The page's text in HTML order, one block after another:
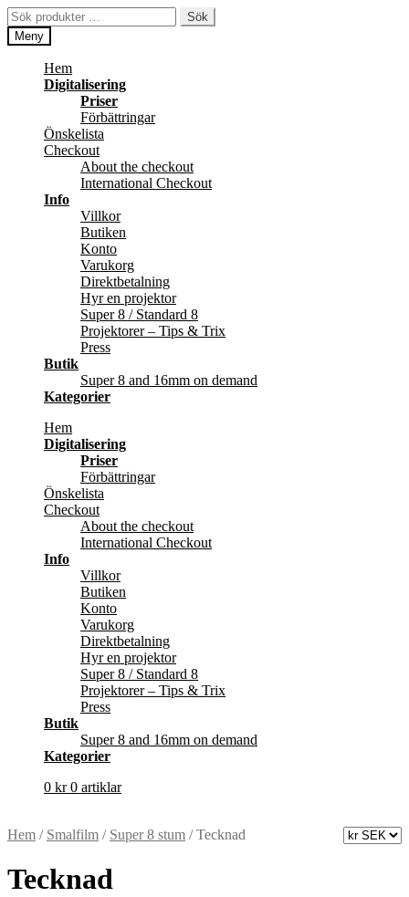
Hoppa
till
navigering
Hoppa
till
innehåll
Sök
efter:
Sök
Meny
Hem
Digitalisering
Priser
Förbättringar
Önskelista
Checkout
About the checkout
International Checkout
Info
Villkor
Butiken
Konto
Varukorg
Direktbetalning
Hyr en projektor
Super 8 / Standard 8
Projektorer – Tips & Trix
Press
Butik
Super 8 and 16mm on demand
Kategorier
Hem
Digitalisering
Priser
Förbättringar
Önskelista
Checkout
About the checkout
International Checkout
Info
Villkor
Butiken
Konto
Varukorg
Direktbetalning
Hyr en projektor
Super 8 / Standard 8
Projektorer – Tips & Trix
Press
Butik
Super 8 and 16mm on demand
Kategorier
0 kr 0 artiklar
Hem / Smalfilm / Super 8 stum /Tecknad
Tecknad